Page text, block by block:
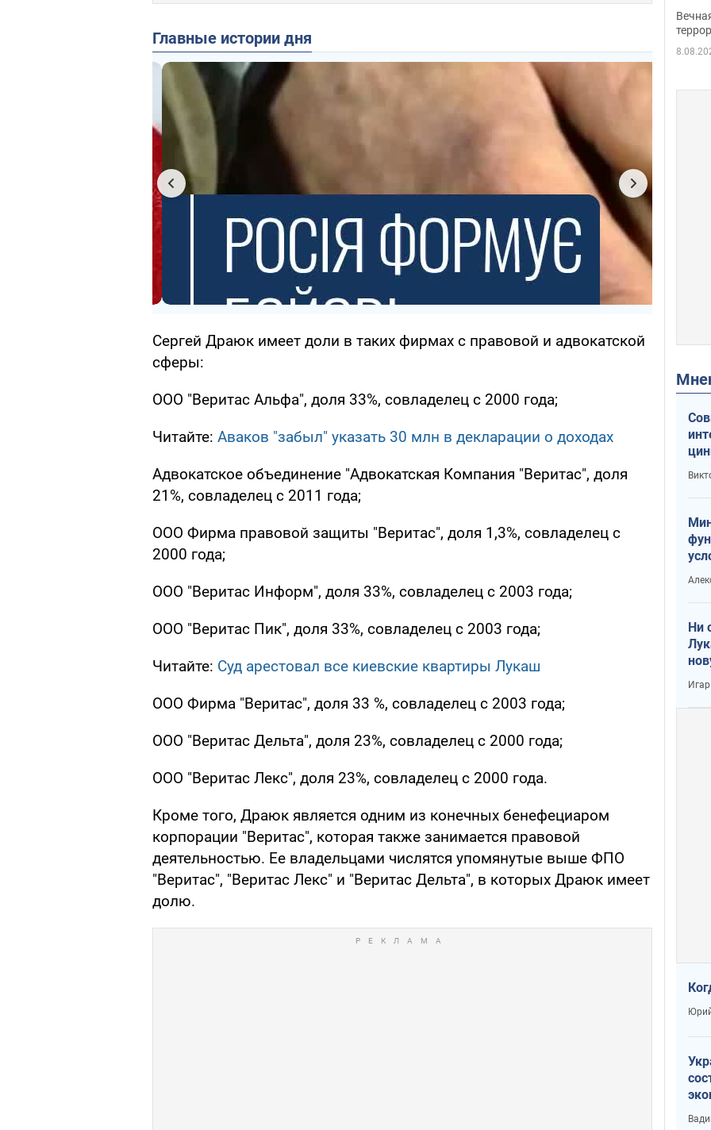
Главные истории дня
Сергей Драюк имеет доли в таких фирмах с правовой и адвокатской
сферы:
ООО "Веритас Альфа", доля 33%, совладелец с 2000 года;
Читайте: Аваков "забыл" указать 30 млн в декларации о доходах
Адвокатское объединение "Адвокатская Компания "Веритас", доля
21%, совладелец с 2011 года;
ООО Фирма правовой защиты "Веритас", доля 1,3%, совладелец с
2000 года;
ООО "Веритас Информ", доля 33%, совладелец с 2003 года;
ООО "Веритас Пик", доля 33%, совладелец с 2003 года;
Читайте: Суд арестовал все киевские квартиры Лукаш
ООО Фирма "Веритас", доля 33 %, совладелец с 2003 года;
ООО "Веритас Дельта", доля 23%, совладелец с 2000 года;
ООО "Веритас Лекс", доля 23%, совладелец с 2000 года.
Кроме того, Драюк является одним из конечных бенефециаром
корпорации "Веритас", которая также занимается правовой
деятельностью. Ее владельцами числятся упомянутые выше ФПО
"Веритас", "Веритас Лекс" и "Веритас Дельта", в которых Драюк имеет
долю.
Ни